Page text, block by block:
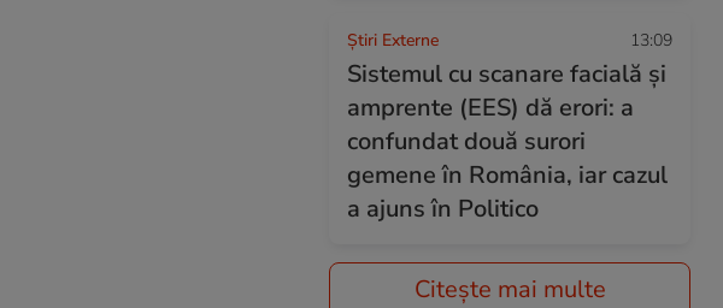
Știri Externe 13:09
Sistemul cu scanare facială și
amprente (EES) dă erori: a
confundat două surori
gemene în România, iar cazul
a ajuns în Politico
Citește mai multe